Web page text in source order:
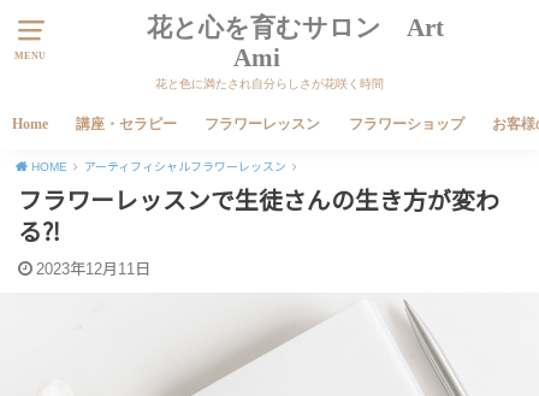
MENU
花と心を育むサロン Art
Ami
花と色に満たされ自分らしさが花咲く時間
Home 講座・セラピー フラワーレッスン フラワーショップ お客様
HOME アーティフィシャルフラワーレッスン
フラワーレッスンで生徒さんの生き方が変わ
る⁈
2023年12月11日